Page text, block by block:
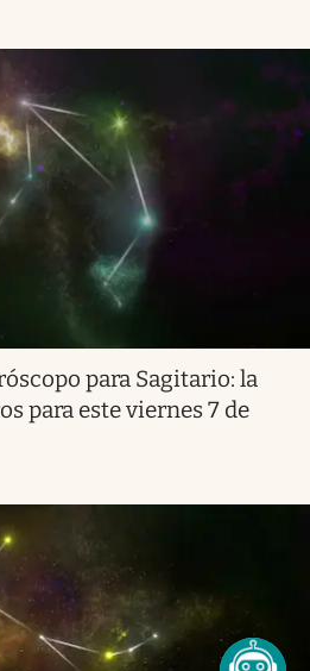
para Sagitario: la
para este viernes 7 de